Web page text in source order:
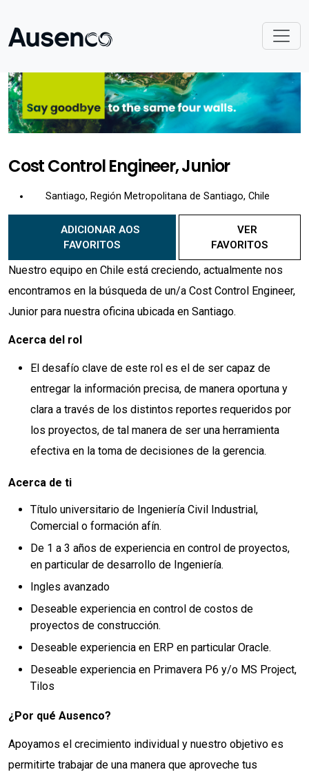
Cost Control Engineer, Junior
Santiago, Región Metropolitana de Santiago, Chile
FAVORITOS
VER
FAVORITOS
Nuestro equipo en Chile está creciendo, actualmente nos
encontramos en la búsqueda de un/a Cost Control Engineer,
Junior para nuestra oficina ubicada en Santiago.
Acerca del rol
El desafío clave de este rol es el de ser capaz de
entregar la información precisa, de manera oportuna y
clara a través de los distintos reportes requeridos por
los proyectos, de tal manera de ser una herramienta
efectiva en la toma de decisiones de la gerencia.
Acerca de ti
Título universitario de Ingeniería Civil Industrial,
Comercial o formación afín.
De 1 a 3 años de experiencia en control de proyectos,
en particular de desarrollo de Ingeniería.
Ingles avanzado
Deseable experiencia en control de costos de
proyectos de construcción.
Deseable experiencia en ERP en particular Oracle.
Deseable experiencia en Primavera P6 y/o MS Project,
Tilos
¿Por qué Ausenco?
Apoyamos el crecimiento individual y nuestro objetivo es
permitirte trabajar de una manera que aproveche tus